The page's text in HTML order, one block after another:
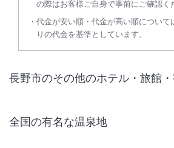
の際はお客様ご自身で事前にご確認く
代金が安い順・代金が高い順について
りの代金を基準としています。
長野市のその他のホテル・旅館
全国の有名な温泉地